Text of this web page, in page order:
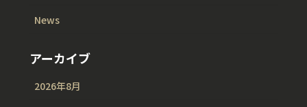
News
アーカイブ
2026年8月